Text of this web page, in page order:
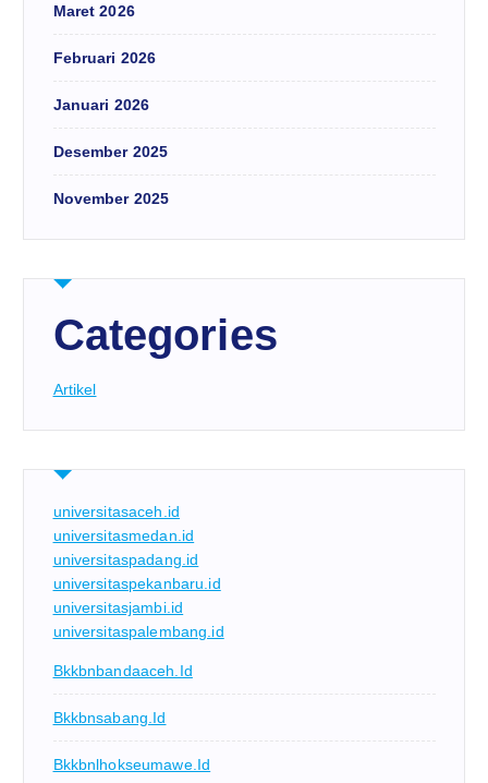
Maret 2026
Februari 2026
Januari 2026
Desember 2025
November 2025
Categories
Artikel
universitasaceh.id
universitasmedan.id
universitaspadang.id
universitaspekanbaru.id
universitasjambi.id
universitaspalembang.id
Bkkbnbandaaceh.id
Bkkbnsabang.id
Bkkbnlhokseumawe.id